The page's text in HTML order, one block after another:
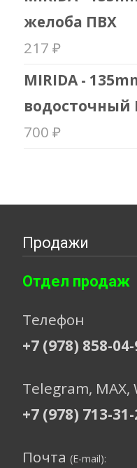
желоба ПВХ
217 ₽
MIRIDA -
водосточный
700 ₽
Продажи
Отдел продаж
Телефон
+7 (978) 858-
Telegram, МАХ,
+7 (978) 713-
Почта (E-mail):